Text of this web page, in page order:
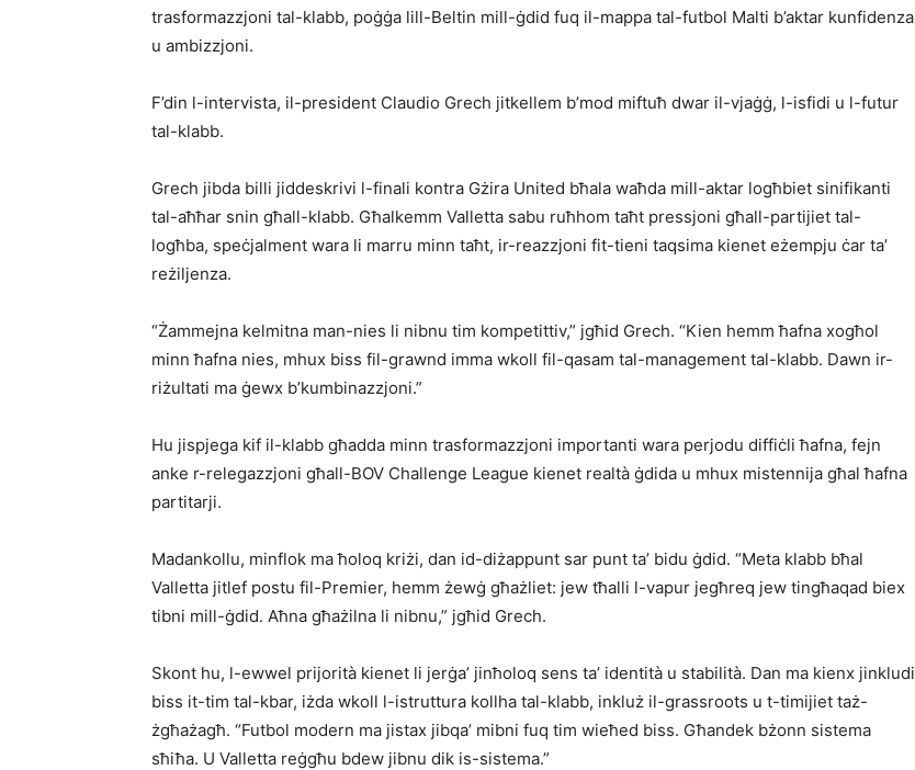
trasformazzjoni tal-klabb, poġġa lill-Beltin mill-ġdid fuq il-mappa tal-futbol Malti b’aktar kunfidenza
u ambizzjoni.
F’din l-intervista, il-president Claudio Grech jitkellem b’mod miftuħ dwar il-vjaġġ, l-isfidi u l-futur
tal-klabb.
Grech jibda billi jiddeskrivi l-finali kontra Gżira United bħala waħda mill-aktar logħbiet sinifikanti
tal-aħħar snin għall-klabb. Għalkemm Valletta sabu ruħhom taħt pressjoni għall-partijiet tal-
logħba, speċjalment wara li marru minn taħt, ir-reazzjoni fit-tieni taqsima kienet eżempju ċar ta’
reżiljenza.
“Żammejna kelmitna man-nies li nibnu tim kompetittiv,” jgħid Grech. “Kien hemm ħafna xogħol
minn ħafna nies, mhux biss fil-grawnd imma wkoll fil-qasam tal-management tal-klabb. Dawn ir-
riżultati ma ġewx b’kumbinazzjoni.”
Hu jispjega kif il-klabb għadda minn trasformazzjoni importanti wara perjodu diffiċli ħafna, fejn
anke r-relegazzjoni għall-BOV Challenge League kienet realtà ġdida u mhux mistennija għal ħafna
partitarji.
Madankollu, minflok ma ħoloq kriżi, dan id-diżappunt sar punt ta’ bidu ġdid. “Meta klabb bħal
Valletta jitlef postu fil-Premier, hemm żewġ għażliet: jew tħalli l-vapur jegħreq jew tingħaqad biex
tibni mill-ġdid. Aħna għażilna li nibnu,” jgħid Grech.
Skont hu, l-ewwel prijorità kienet li jerġa’ jinħoloq sens ta’ identità u stabilità. Dan ma kienx jinkludi
biss it-tim tal-kbar, iżda wkoll l-istruttura kollha tal-klabb, inkluż il-grassroots u t-timijiet taż-
żgħażagħ. “Futbol modern ma jistax jibqa’ mibni fuq tim wieħed biss. Għandek bżonn sistema
sħiħa. U Valletta reġgħu bdew jibnu dik is-sistema.”